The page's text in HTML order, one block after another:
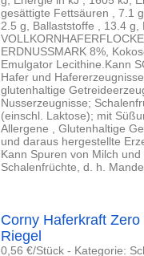
gesättigte Fettsäuren , 7.1
2.5 g, Ballaststoffe , 13.4 g,
ERDNUSSMARK 8%,
Emulgator Lecithine.Kann
Hafer und
glutenhaltige
Nusserzeugnisse;
(einschl. Laktose); mit
Allergene , Glutenhaltige
und daraus hergestellte
Kann Spuren von Milch
Schalenfrüchte, d. h.
Corny Haferkraft
Riegel
0,56 €/Stück - Kategorie: